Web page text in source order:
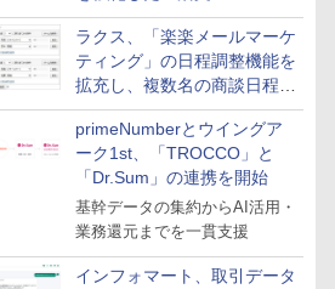
送信防止アドインサービス」
を提供
ラクス、「楽楽メールマーケ
ティング」の日程調整機能を
拡充し、複数名の商談日程調
整を効率化
primeNumberとウイングア
ーク1st、「TROCCO」と
「Dr.Sum」の連携を開始
基幹データの集約からAI活用・
業務還元までを一貫支援
インフォマート、取引データ